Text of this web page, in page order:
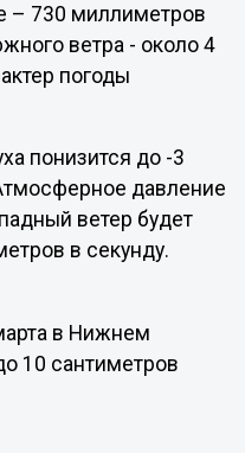
– 730 миллиметров
ветра - около 4
погоды
понизится до -3
давление
ветер будет
в секунду.
в Нижнем
10 сантиметров